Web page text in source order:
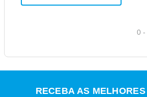
0 -
RECEBA AS